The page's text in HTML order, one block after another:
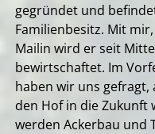
gegründet und
Familienbesitz. Mit
Mailin wird er seit
bewirtschaftet. Im
haben wir uns gefragt,
den Hof in die Zukunft
werden Ackerbau und